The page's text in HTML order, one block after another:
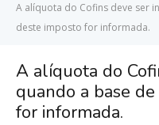
A alíquota do Cofins deve ser
deste imposto for informada.
A alíquota do
quando a base
for informada.